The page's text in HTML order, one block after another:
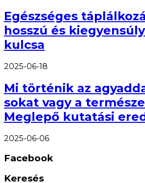
Egészséges
hosszú és
kulcsa
2025-06-18
Mi történik az
sokat vagy a
Meglepő kutatási
2025-06-06
Facebook
Keresés